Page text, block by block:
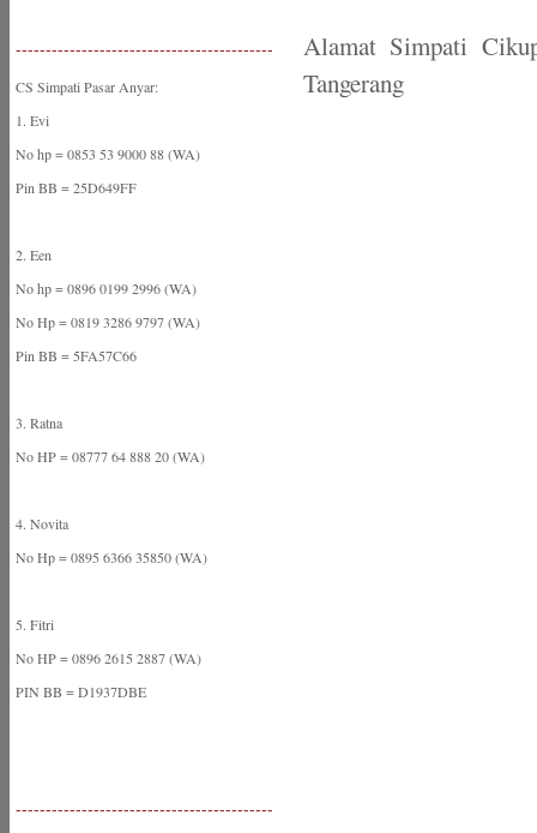
-------------------------------------------
CS Simpati Pasar Anyar:
1. Evi
No hp = 0853 53 9000 88 (WA)
Pin BB = 25D649FF
2. Een
No hp = 0896 0199 2996 (WA)
No Hp = 0819 3286 9797 (WA)
Pin BB = 5FA57C66
3. Ratna
No HP = 08777 64 888 20 (WA)
4. Novita
No Hp = 0895 6366 35850 (WA)
5. Fitri
No HP = 0896 2615 2887 (WA)
PIN BB = D1937DBE
-------------------------------------------
Alamat Simpati
Tangerang